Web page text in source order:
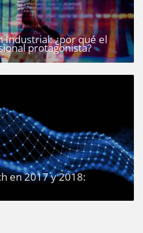
Industrial: ¿por qué el
protagonista?
en 2017 y 2018: